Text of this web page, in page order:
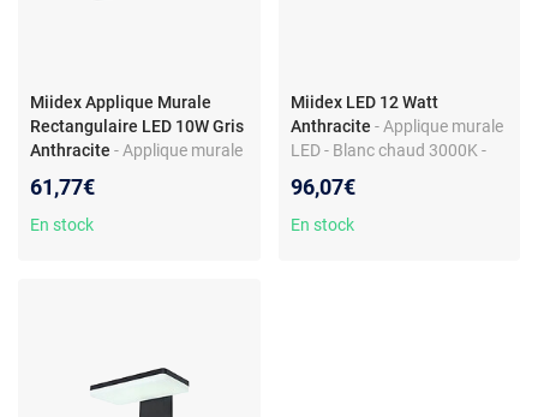
Miidex Applique Murale
Rectangulaire LED 10W Gris
Anthracite - Applique murale
anthracite - IP54 - Blanc
chaud
61,77€
En stock
Miidex LED 12 Watt
Anthracite - Applique murale
LED - Blanc chaud 3000K -
96,07€
En stock